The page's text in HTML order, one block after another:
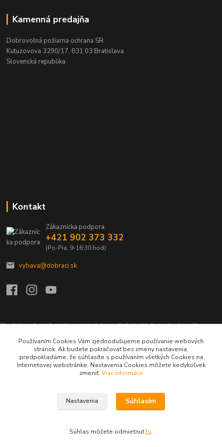
Kamenná predajňa
Dobrovoľná požiarna ochrana SR
Kutuzovova 3290/17, 831 03 Bratislava
Slovenská republika
Kontakt
Zákaznícka podpora
+421 902 373 332
(Po-Pia, 9-16:30 hod)
vybava@dobraci.sk
Sledujte nás, inšpirujte ostatných a zdieľajte Vašu radosť z nákupu a
Copyright ©2015 - 2023 Dobráci, s.r.o. Všetky práva vyhradené.
Používaním Cookies Vám zjednodušujeme používanie webových
stránok. Ak budete pokračovať bez zmeny nastavenia,
predpokladáme, že súhlasíte s používaním všetkých Cookies na
Internetovej webstránke. Nastavenia Cookies môžete kedykoľvek
zmeniť. Viac informácií
Nastavenia Súhlasím
Súhlas môžete odmietnuťtu.